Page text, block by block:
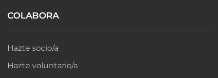
COLABORA
Hazte socio/a
Hazte voluntario/a